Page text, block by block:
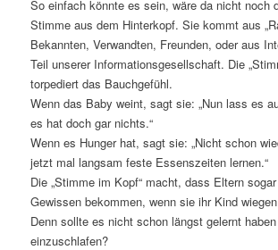
So einfach könnte es sein, wäre da nicht noch
Stimme aus dem Hinterkopf. Sie kommt aus
Bekannten, Verwandten, Freunden, oder aus
Teil unserer Informationsgesellschaft. Die
torpediert das Bauchgefühl.
Wenn das Baby weint, sagt sie: „Nun lass es
es hat doch gar nichts.“
Wenn es Hunger hat, sagt sie: „Nicht schon
jetzt mal langsam feste Essenszeiten lernen.“
Die „Stimme im Kopf“ macht, dass Eltern
Gewissen bekommen, wenn sie ihr Kind
Denn sollte es nicht schon längst gelernt
einzuschlafen?